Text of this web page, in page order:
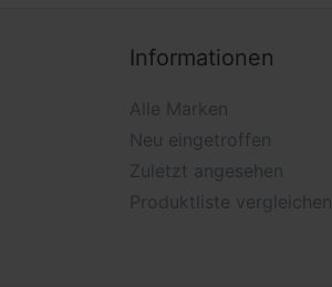
Informationen
Alle Marken
Neu eingetroffen
Zuletzt angesehen
Produktliste vergleichen